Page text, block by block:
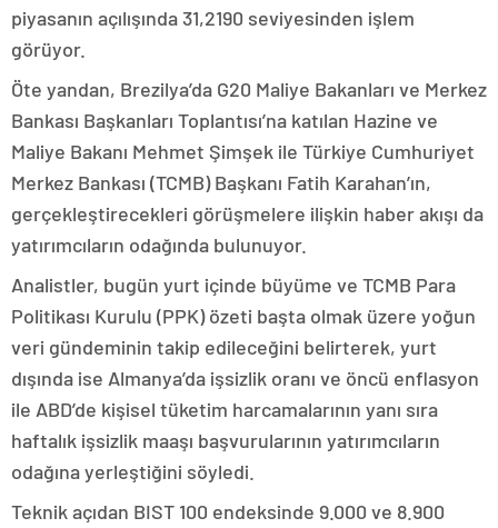
piyasanın açılışında 31,2190 seviyesinden işlem
görüyor.
Öte yandan, Brezilya’da G20 Maliye Bakanları ve Merkez
Bankası Başkanları Toplantısı’na katılan Hazine ve
Maliye Bakanı Mehmet Şimşek ile Türkiye Cumhuriyet
Merkez Bankası (TCMB) Başkanı Fatih Karahan’ın,
gerçekleştirecekleri görüşmelere ilişkin haber akışı da
yatırımcıların odağında bulunuyor.
Analistler, bugün yurt içinde büyüme ve TCMB Para
Politikası Kurulu (PPK) özeti başta olmak üzere yoğun
veri gündeminin takip edileceğini belirterek, yurt
dışında ise Almanya’da işsizlik oranı ve öncü enflasyon
ile ABD’de kişisel tüketim harcamalarının yanı sıra
haftalık işsizlik maaşı başvurularının yatırımcıların
odağına yerleştiğini söyledi.
Teknik açıdan BIST 100 endeksinde 9.000 ve 8.900